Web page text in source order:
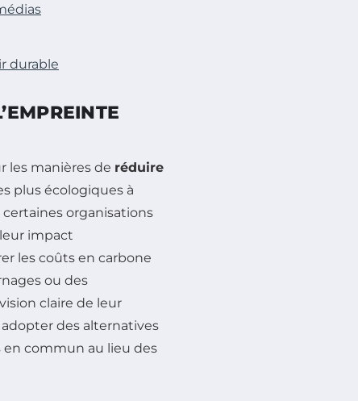
durable
les manières de réduire
plus écologiques à
organisations
impact
les coûts en carbone
ou des
claire de leur
des alternatives
commun au lieu des